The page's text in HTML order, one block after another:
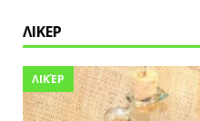
ΛΙΚΕΡ
ΛΙΚΈΡ